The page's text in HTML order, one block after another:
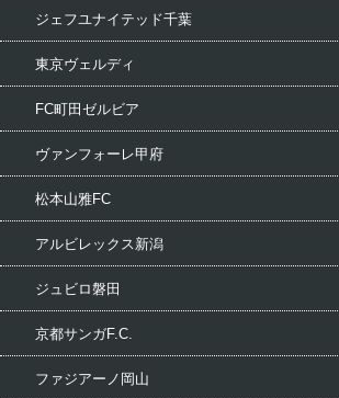
ジェフユナイテッド千葉
東京ヴェルディ
FC町田ゼルビア
ヴァンフォーレ甲府
松本山雅FC
アルビレックス新潟
ジュビロ磐田
京都サンガF.C.
ファジアーノ岡山